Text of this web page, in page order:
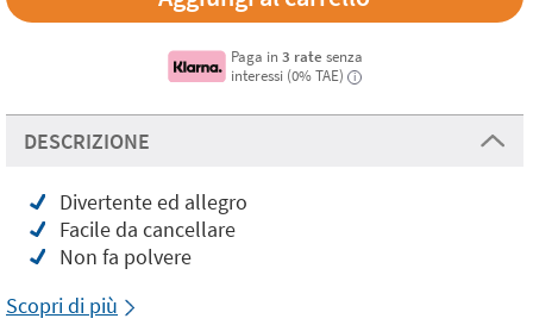
Paga in 3 rate senza
interessi (0% TAE)
i
DESCRIZIONE
Divertente ed allegro
Facile da cancellare
Non fa polvere
Scopri di più